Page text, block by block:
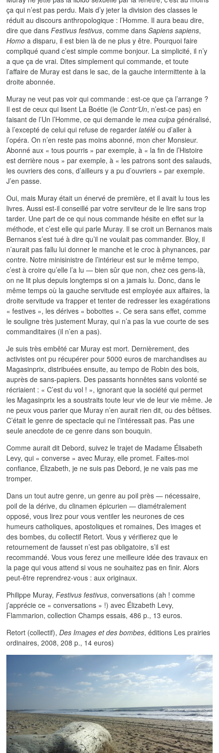
ça qui n’est pas perdu. Mais d’y jeter la division des classes le
réduit au discours anthropologique : l’Homme. Il aura beau dire,
dire que dansFestivus festivus, comme dansSapiens sapiens,
Homo a disparu, il est bien là de ne plus y être. Pourquoi faire
compliqué quand c’est simple comme bonjour. La simplicité, il n’y
a que ça de vrai. Dites simplement qui commande, et toute
l’affaire de Muray est dans le sac, de la gauche intermittente à la
droite abonnée.
Muray ne veut pas voir qui commande : est-ce que ça l’arrange ?
Il est de ceux qui lisent La Boétie (le Contr’Un, n’est-ce pas) en
faisant de l’Un l’Homme, ce qui demande lemea culpa généralisé,
à l’excepté de celui qui refuse de regarderlatélé ou d’aller à
l’opéra. On n’en reste pas moins abonné, mon cher Monsieur.
Abonné aux « tous pourris » par exemple, à « la fin de l’Histoire
est derrière nous » par exemple, à « les patrons sont des salauds,
les ouvriers des cons, d’ailleurs y a pu d’ouvriers » par exemple.
J’en passe.
Oui, mais Muray était un énervé de première, et il avait lu tous les
livres. Aussi est-il conseillé par votre serviteur de le lire sans trop
tarder. Une part de ce qui nous commande hésite en effet sur la
méthode, et c’est elle qui parle Muray. Il se croit un Bernanos mais
Bernanos s’est tué à dire qu’il ne voulait pas commander. Bloy, il
n’aurait pas fallu lui donner le manche et le croc à phynances, par
contre. Notre minisinistre de l’intérieur est sur le même tempo,
c’est à croire qu’elle l’a lu — bien sûr que non, chez ces gens-là,
on ne lit plus depuis longtemps si on a jamais lu. Donc, dans le
même temps où la gauche servitude est employée aux affaires, la
droite servitude va frapper et tenter de redresser les exagérations
« festives », les dérives « bobottes ». Ce sera sans effet, comme
le souligne très justement Muray, qui n’a pas la vue courte de ses
commanditaires (il n’en a pas).
Je suis très embêté car Muray est mort. Dernièrement, des
activistes ont pu récupérer pour 5000 euros de marchandises au
Magasinprix, distribuées ensuite, au tempo de Robin des bois,
auprès de sans-papiers. Des passants honnêtes sans volonté se
récriaient : « C’est du vol ! », ignorant que la société qui permet
les Magasinprix les a soustraits toute leur vie de leur vie même. Je
ne peux vous parier que Muray n’en aurait rien dit, ou des bêtises.
C’était le genre de spectacle qui ne l’intéressait pas. Pas une
seule anecdote de ce genre dans son bouquin.
Comme aurait dit Debord, suivez le trajet de Madame Élisabeth
Levy, qui « converse » avec Muray, elle promet. Faites-moi
confiance, Élizabeth, je ne suis pas Debord, je ne vais pas me
tromper.
Dans un tout autre genre, un genre au poil près — nécessaire,
poil de la dérive, du clinamen épicurien — diamétralement
opposé, vous lirez pour vous ventiler les neurones de ces
humeurs catholiques, apostoliques et romaines, Des images et
des bombes, du collectif Retort. Vous y vérifierez que le
retournement de fausset n’est pas obligatoire, s’il est
recommandé. Vous vous ferez une meilleure idée des travaux en
la page qui vous attend si vous ne souhaitez pas en finir. Alors
peut-être reprendrez-vous : aux originaux.
Philippe Muray,Festivus festivus, conversations (ah ! comme
j’apprécie ce « conversations » !) avec Élizabeth Levy,
Flammarion, collection Champs essais, 486 p., 13 euros.
Retort (collectif),Des Images et des bombes, éditions Les prairies
ordinaires, 2008, 208 p., 14 euros)